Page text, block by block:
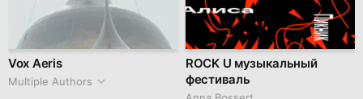
Vox Aeris
Multiple Authors
ROCK U музыкальный
фестиваль